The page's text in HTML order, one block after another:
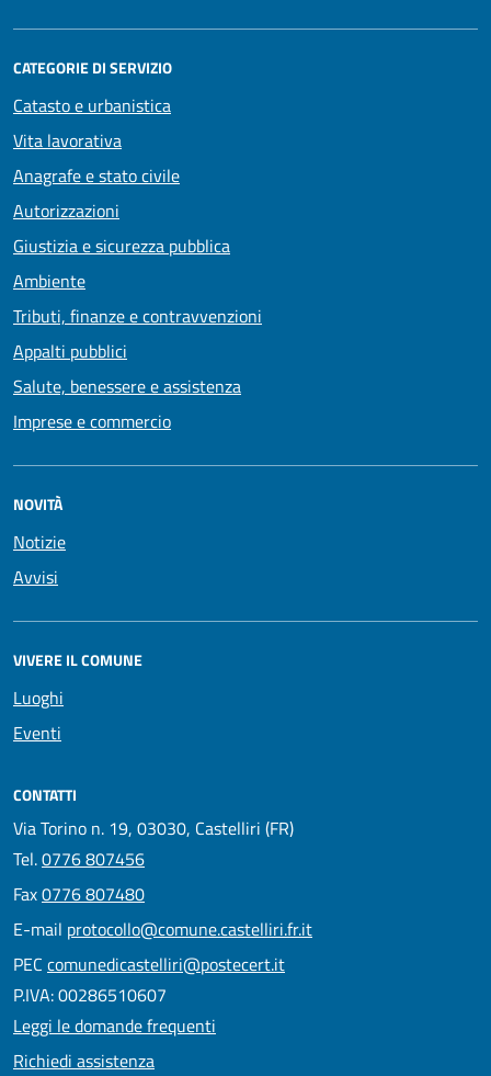
CATEGORIE DI SERVIZIO
Catasto e urbanistica
Vita lavorativa
Anagrafe e stato civile
Autorizzazioni
Giustizia e sicurezza pubblica
Ambiente
Tributi, finanze e contravvenzioni
Appalti pubblici
Salute, benessere e assistenza
Imprese e commercio
NOVITÀ
Notizie
Avvisi
VIVERE IL COMUNE
Luoghi
Eventi
CONTATTI
Via Torino n. 19, 03030, Castelliri (FR)
Tel.0776 807456
Fax0776 807480
E-mail protocollo@comune.castelliri.fr.it
PEC comunedicastelliri@postecert.it
P.IVA: 00286510607
Leggi le domande frequenti
Richiedi assistenza